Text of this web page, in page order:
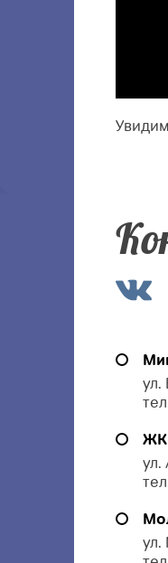
ул.
ЖК
ул.
ул.